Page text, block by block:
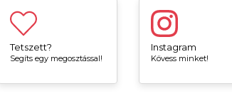
Tetszett?
Segíts egy megosztással!
Instagram
Kövess minket!